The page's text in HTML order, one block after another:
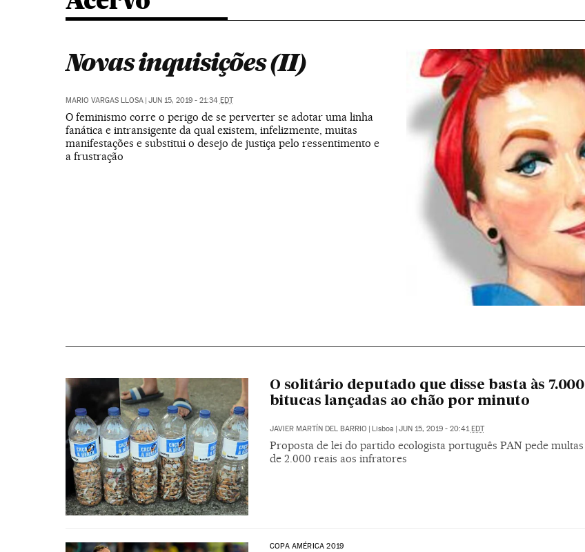
Novas inquisições (II)
MARIO VARGAS LLOSA | JUN 15, 2019 - 21:34 EDT
O feminismo corre o perigo de se perverter se adotar uma linha
fanática e intransigente da qual existem, infelizmente, muitas
manifestações e substitui o desejo de justiça pelo ressentimento e
a frustração
O solitário deputado que disse basta às 7.000
bitucas lançadas ao chão por minuto
JAVIER MARTÍN DEL BARRIO | Lisboa | JUN 15, 2019 - 20:41 EDT
Proposta de lei do partido ecologista português PAN pede multas
de 2.000 reais aos infratores
COPA AMÉRICA 2019